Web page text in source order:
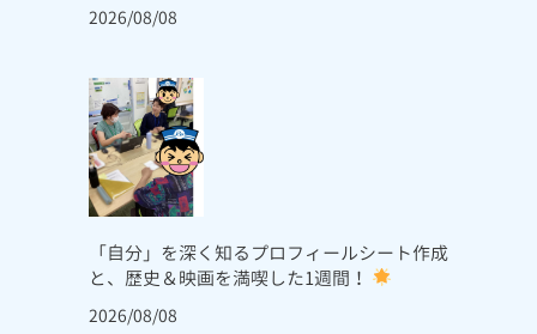
2026/08/08
「自分」を深く知るプロフィールシート作成
と、歴史＆映画を満喫した1週間！
2026/08/08